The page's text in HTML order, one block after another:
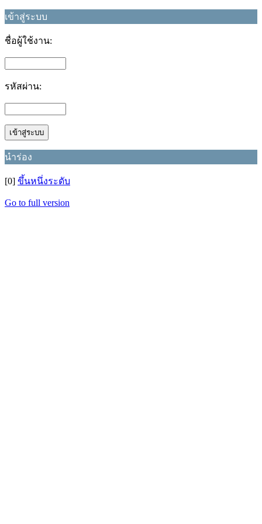
เข้าสู่ระบบ
ชื่อผู้ใช้งาน:
รหัสผ่าน:
นำร่อง
[0] ขึ้นหนึ่งระดับ
Go to full version